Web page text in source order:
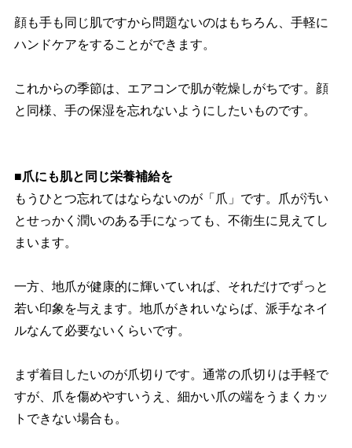
顔も手も同じ肌ですから問題ないのはもちろん、手軽に
ハンドケアをすることができます。
これからの季節は、エアコンで肌が乾燥しがちです。顔
と同様、手の保湿を忘れないようにしたいものです。
■爪にも肌と同じ栄養補給を
もうひとつ忘れてはならないのが「爪」です。爪が汚い
とせっかく潤いのある手になっても、不衛生に見えてし
まいます。
一方、地爪が健康的に輝いていれば、それだけでずっと
若い印象を与えます。地爪がきれいならば、派手なネイ
ルなんて必要ないくらいです。
まず着目したいのが爪切りです。通常の爪切りは手軽で
すが、爪を傷めやすいうえ、細かい爪の端をうまくカッ
トできない場合も。